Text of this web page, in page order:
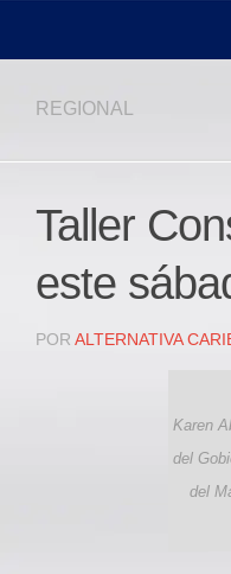
Politica
Deportes
JUDICIAL
REGIONAL
Taller
este
POR ALTERNATIVA
Karen
del
del